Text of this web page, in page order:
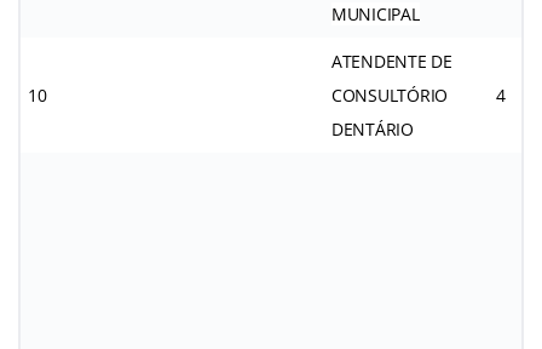
MUNICIPAL
10
ATENDENTE DE
CONSULTÓRIO
DENTÁRIO
4